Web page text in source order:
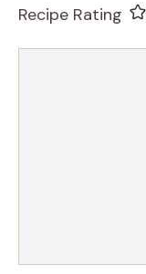
Recipe Rating